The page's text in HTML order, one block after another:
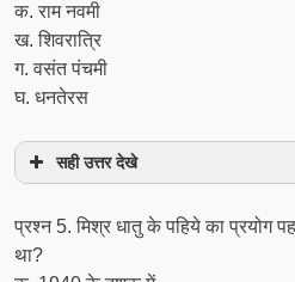
क. राम नवमी
ख. शिवरात्रि
ग. वसंत पंचमी
घ. धनतेरस
सही उत्तर देखे
प्रश्‍न 5. मिश्र धातु के पहिये का प्रयोग
था?